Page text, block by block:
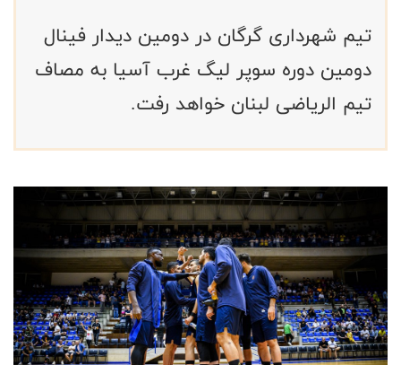
تیم شهرداری گرگان در دومین دیدار فینال
دومین دوره سوپر لیگ غرب آسیا به مصاف
تیم الریاضی لبنان خواهد رفت.